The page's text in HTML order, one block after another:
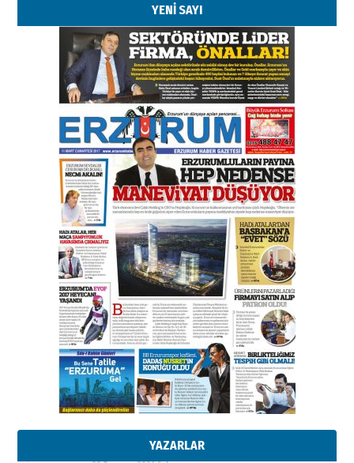
YENİ SAYI
YAZARLAR
Kenan GÜLERCİ
Murat Şahsuvaroğlu ERKON’da
çıtayı yukarı taşırken,
yönetimdekiler aşağı
çekmemeli!
17 Şubat 2026 SalıOrhan BOZKURT
Bir fotoğraf, bir şehir, bir
gazeteci… Dizginler kimin
elinde?
31 Mart 2026 Salı
A. Berhan Yılmaz
BİR BÖLÜM DEĞİL, BİR ÖMÜR
SEÇİYORSUNUZ… “NEDEN
ATATÜRK ÜNİVERSİTESİ?”
28 Temmuz 2026 Salı
Ahmet Gökhan YAZICI
Ahmed Yesevi’den bir Alperen…
”Reisimiz” idi… Hakka yürüdü.!
26 Mart 2026 Perşembe
Cem Bakırcı
Ardında bıraktığı hatıralarıyla
gönül adamı Faruk Terzioğlu!
13 Mayıs 2026 Çarşamba
Esat BİNDESEN
Başkan Sekmen’den Erzurum’a
bir vizyon proje daha!
02 Ağustos 2026 Pazar